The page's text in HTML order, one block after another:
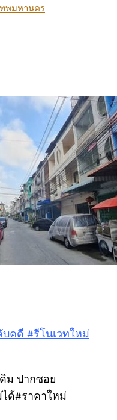
พมหานคร
คดี #รีโนเวทใหม่
ม ปากซอย
ด้#ราคาใหม่